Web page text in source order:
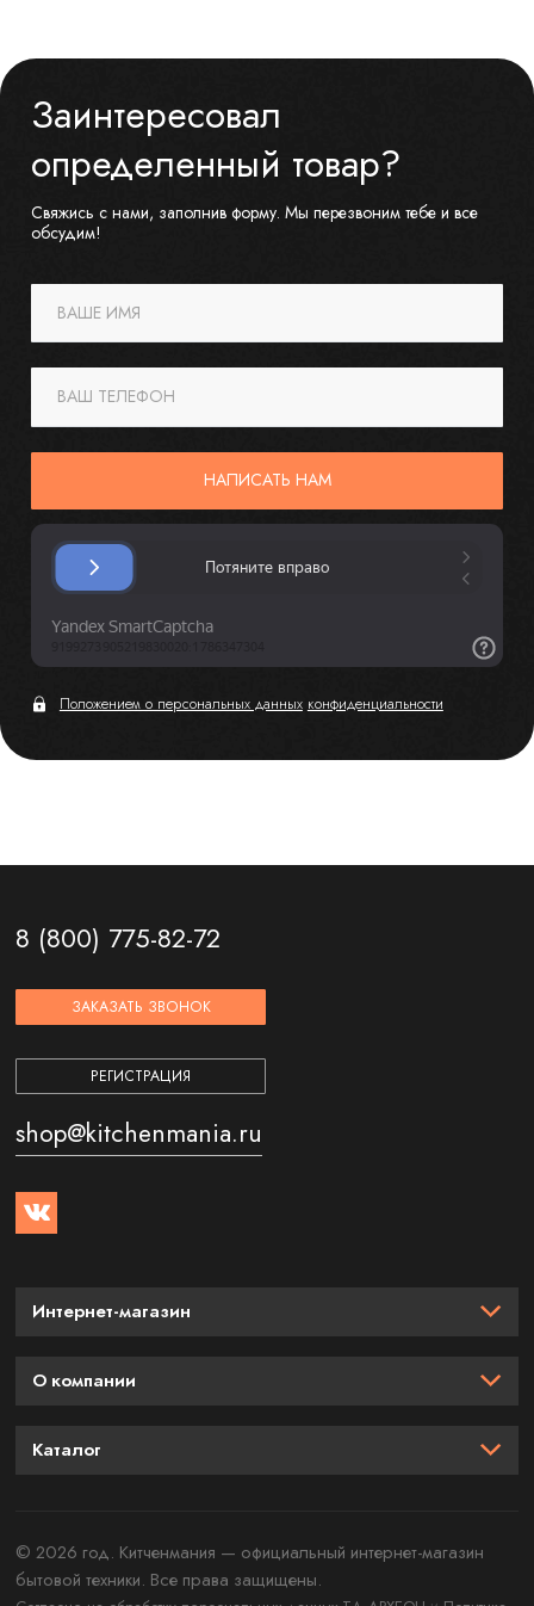
Заинтересовал
определенный товар?
Свяжись с нами, заполнив форму. Мы перезвоним тебе и все
обсудим!
ВАШЕ ИМЯ
ВАШ ТЕЛЕФОН
НАПИСАТЬ НАМ
Положением о персональных данных конфиденциальности
8 (800) 775-82-72
ЗАКАЗАТЬ ЗВОНОК
РЕГИСТРАЦИЯ
shop@kitchenmania.ru
Интернет-магазин
О компании
Каталог
© 2026 год. Китченмания — официальный интернет-магазин
бытовой техники. Все права защищены.